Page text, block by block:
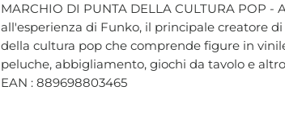
MARCHIO DI PUNTA DELLA CULTURA POP -
all'esperienza di Funko, il principale creatore
della cultura pop che comprende figure in
peluche, abbigliamento, giochi da tavolo e
EAN : 889698803465